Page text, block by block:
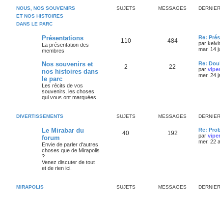
NOUS, NOS SOUVENIRS
ET NOS HISTOIRES
DANS LE PARC
SUJETS MESSAGES
Présentations
La présentation des
membres
110 484
Re:
par
mar. 14
Nos souvenirs et
nos histoires dans
le parc
Les récits de vos
souvenirs, les choses
qui vous ont marquées
2 22
Re:
par
mer. 24
DIVERTISSEMENTS SUJETS MESSAGES
Le Mirabar du
forum
Envie de parler d'autres
choses que de Mirapolis
?
Venez discuter de tout
et de rien ici.
40 192
Re:
par
mer. 22
MIRAPOLIS SUJETS MESSAGES